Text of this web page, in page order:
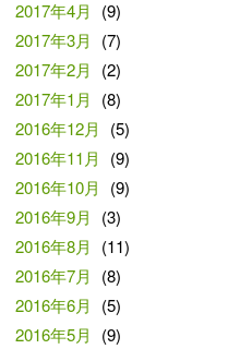
2017年4月
(9)
2017年3月
(7)
2017年2月
(2)
2017年1月
(8)
2016年12月
(5)
2016年11月
(9)
2016年10月
(9)
2016年9月
(3)
2016年8月
(11)
2016年7月
(8)
2016年6月
(5)
2016年5月
(9)